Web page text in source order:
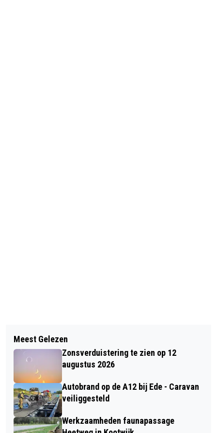
MEETNETWERK VOOR
LUCHTKWALITEIT OPGEZET IN
FOODVALLEY REGIO
EEN BEETJE DUITSLAND IN
GELDERLAND
Meest Gelezen
Zonsverduistering te zien op 12
augustus 2026
Autobrand op de A12 bij Ede - Caravan
veiliggesteld
Werkzaamheden faunapassage